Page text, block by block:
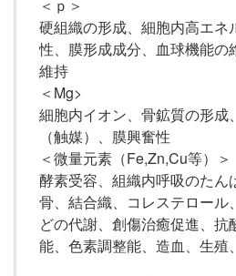
＜ｐ＞
硬組織の形成、細胞内高エネ
性、膜形成成分、血球機能の
維持
＜Mg>
細胞内イオン、骨鉱質の形成
（触媒）、膜興奮性
＜微量元素（Fe,Zn,Cu等）＞
酵素受容、組織内呼吸のたん
骨、結合織、コレステロール
どの代謝、創傷治癒促進、抗
能、色素調整能、造血、生殖